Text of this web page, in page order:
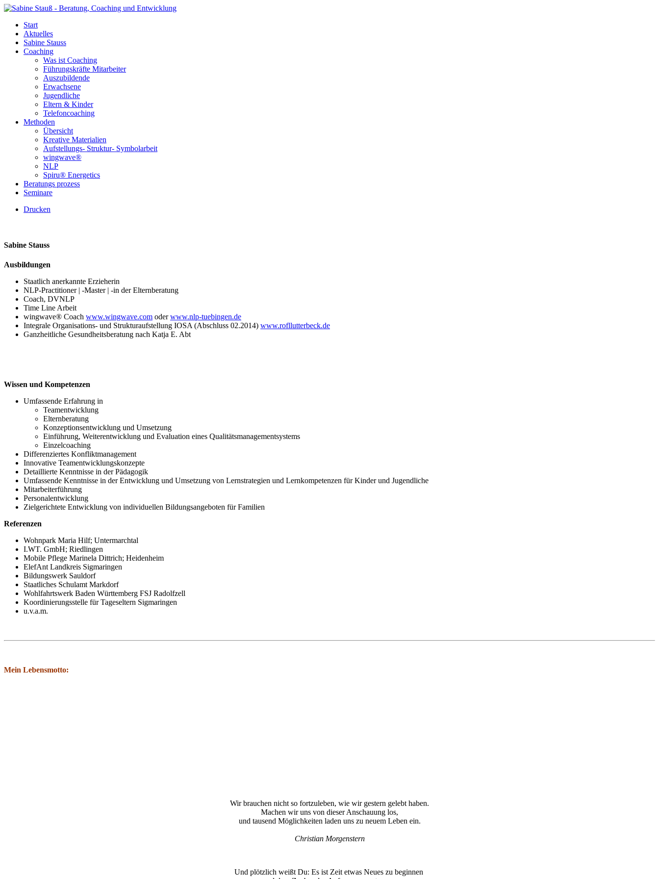
Start
Aktuelles
Sabine Stauss
Coaching
Was ist Coaching
Führungskräfte Mitarbeiter
Auszubildende
Erwachsene
Jugendliche
Eltern & Kinder
Telefoncoaching
Methoden
Übersicht
Kreative Materialien
Aufstellungs- Struktur- Symbolarbeit
wingwave®
NLP
Spiru® Energetics
Beratungs prozess
Seminare
Drucken
Sabine Stauss
Ausbildungen
Staatlich anerkannte Erzieherin
NLP-Practitioner | -Master | -in der Elternberatung
Coach, DVNLP
Time Line Arbeit
wingwave® Coach www.wingwave.com oderwww.nlp-tuebingen.de
Integrale Organisations- und Strukturaufstellung IOSA (Abschluss 02.2014) www.rofllutterbeck.de
Ganzheitliche Gesundheitsberatung nach Katja E. Abt
Wissen und Kompetenzen
Umfassende Erfahrung in
Teamentwicklung
Elternberatung
Konzeptionsentwicklung und Umsetzung
Einführung, Weiterentwicklung und Evaluation eines Qualitätsmanagementsystems
Einzelcoaching
Differenziertes Konfliktmanagement
Innovative Teamentwicklungskonzepte
Detaillierte Kenntnisse in der Pädagogik
Umfassende Kenntnisse in der Entwicklung und Umsetzung von Lernstrategien und Lernkompetenzen für Kinder und Jugendliche
Mitarbeiterführung
Personalentwicklung
Zielgerichtete Entwicklung von individuellen Bildungsangeboten für Familien
Referenzen
Wohnpark Maria Hilf; Untermarchtal
I.WT. GmbH; Riedlingen
Mobile Pflege Marinela Dittrich; Heidenheim
ElefAnt Landkreis Sigmaringen
Bildungswerk Sauldorf
Staatliches Schulamt Markdorf
Wohlfahrtswerk Baden Württemberg FSJ Radolfzell
Koordinierungsstelle für Tageseltern Sigmaringen
u.v.a.m.
Mein Lebensmotto:
Wir brauchen nicht so fortzuleben, wie wir gestern gelebt haben.
Machen wir uns von dieser Anschauung los,
und tausend Möglichkeiten laden uns zu neuem Leben ein.
Christian Morgenstern
Und plötzlich weißt Du: Es ist Zeit etwas Neues zu beginnen